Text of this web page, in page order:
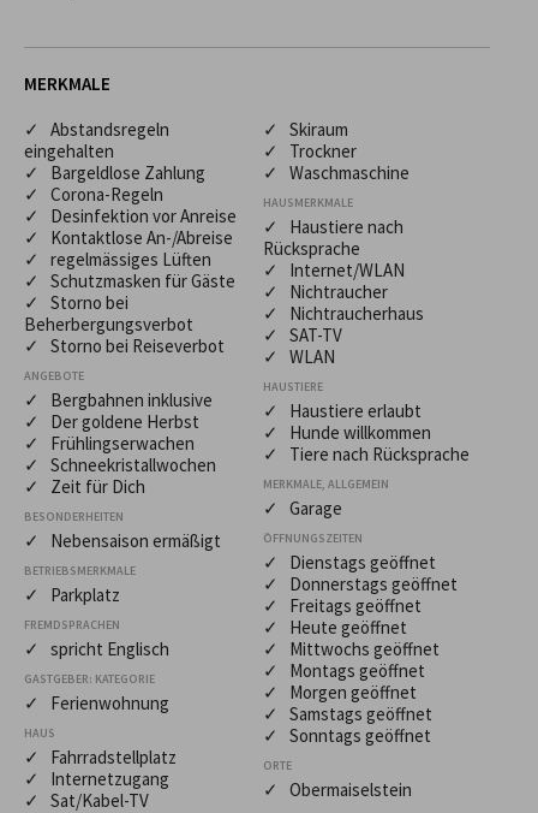
MERKMALE
✓ Abstandsregeln
eingehalten
✓ Bargeldlose Zahlung
✓ Corona-Regeln
✓ Desinfektion vor Anreise
✓ Kontaktlose An-/Abreise
✓ regelmässiges Lüften
✓ Schutzmasken für Gäste
✓ Storno bei
Beherbergungsverbot
✓ Storno bei Reiseverbot
ANGEBOTE
✓ Bergbahnen inklusive
✓ Der goldene Herbst
✓ Frühlingserwachen
✓ Schneekristallwochen
✓ Zeit für Dich
BESONDERHEITEN
✓ Nebensaison ermäßigt
BETRIEBSMERKMALE
✓ Parkplatz
FREMDSPRACHEN
✓ spricht Englisch
GASTGEBER: KATEGORIE
✓ Ferienwohnung
HAUS
✓ Fahrradstellplatz
✓ Internetzugang
✓ Sat/Kabel-TV
✓ Skiraum
✓ Trockner
✓ Waschmaschine
HAUSMERKMALE
✓ Haustiere nach
Rücksprache
✓ Internet/WLAN
✓ Nichtraucher
✓ Nichtraucherhaus
✓ SAT-TV
✓ WLAN
HAUSTIERE
✓ Haustiere erlaubt
✓ Hunde willkommen
✓ Tiere nach Rücksprache
MERKMALE, ALLGEMEIN
✓ Garage
ÖFFNUNGSZEITEN
✓ Dienstags geöffnet
✓ Donnerstags geöffnet
✓ Freitags geöffnet
✓ Heute geöffnet
✓ Mittwochs geöffnet
✓ Montags geöffnet
✓ Morgen geöffnet
✓ Samstags geöffnet
✓ Sonntags geöffnet
ORTE
✓ Obermaiselstein